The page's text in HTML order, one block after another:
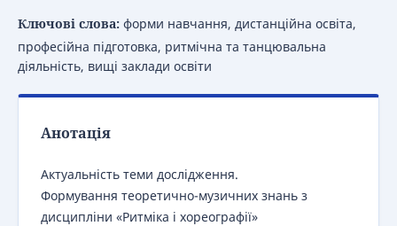
Ключові слова: форми навчання, дистанційна освіта,
професійна підготовка, ритмічна та танцювальна
діяльність, вищі заклади освіти
Анотація
Актуальність теми дослідження.
Формування теоретично-музичних знань з
дисципліни «Ритміка і хореографії»